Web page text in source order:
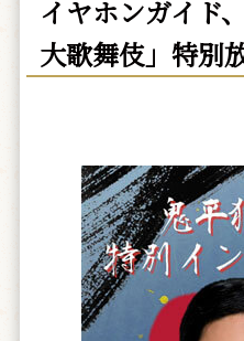
イヤホンガイド
大歌舞伎」特別